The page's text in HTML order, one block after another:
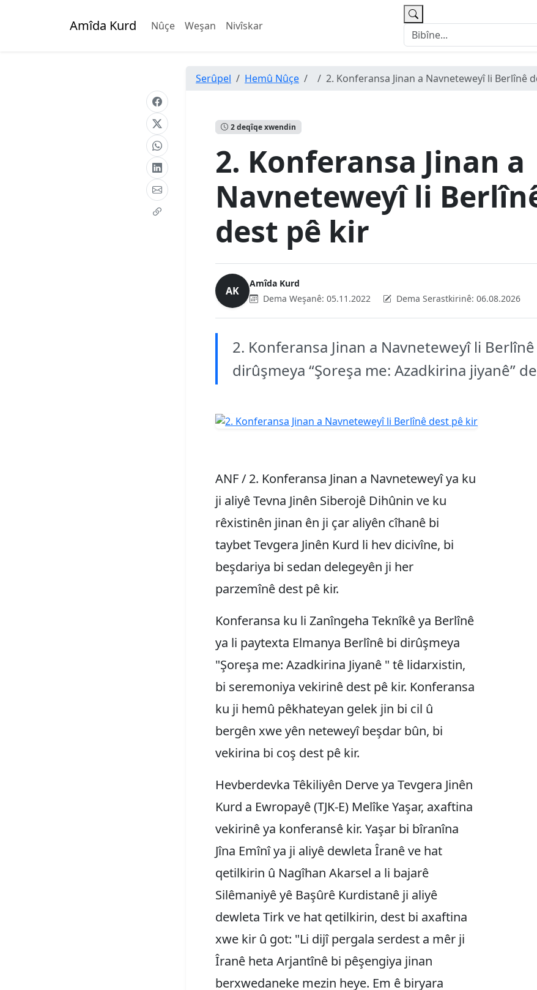
Amîda Kurd Nûçe Weşan Nivîskar
Serûpel Hemû Nûçe 2. Konferansa Jinan a Navneteweyî li Berlînê
2 deqîqe xwendin
2. Konferansa Jinan a
Navneteweyî li
dest pê kir
AK
Amîda Kurd
Dema Weşanê: 05.11.2022 Dema Serastkirinê: 06.08.2026
2. Konferansa Jinan a Navneteweyî li
dirûşmeya “Şoreşa me: Azadkirina jiyanê”
ANF / 2. Konferansa Jinan a Navneteweyî ya ku
ji aliyê Tevna Jinên Siberojê Dihûnin ve ku
rêxistinên jinan ên ji çar aliyên cîhanê bi
taybet Tevgera Jinên Kurd li hev dicivîne, bi
beşdariya bi sedan delegeyên ji her
parzemînê dest pê kir.
Konferansa ku li Zanîngeha Teknîkê ya Berlînê
ya li paytexta Elmanya Berlînê bi dirûşmeya
"Şoreşa me: Azadkirina Jiyanê " tê lidarxistin,
bi seremoniya vekirinê dest pê kir. Konferansa
ku ji hemû pêkhateyan gelek jin bi cil û
bergên xwe yên neteweyî beşdar bûn, bi
vekirina bi coş dest pê kir.
Hevberdevka Têkiliyên Derve ya Tevgera Jinên
Kurd a Ewropayê (TJK-E) Melîke Yaşar, axaftina
vekirinê ya konferansê kir. Yaşar bi bîranîna
Jîna Emînî ya ji aliyê dewleta Îranê ve hat
qetilkirin û Nagîhan Akarsel a li bajarê
Silêmaniyê yê Başûrê Kurdistanê ji aliyê
dewleta Tirk ve hat qetilkirin, dest bi axaftina
xwe kir û got: "Li dijî pergala serdest a mêr ji
Îranê heta Arjantînê bi pêşengiya jinan
berxwedaneke mezin heye. Em ê biryara